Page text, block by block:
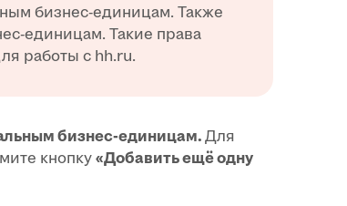
бизнес-единицам. Также
единицам. Такие права
работы с hh.ru.
бизнес-единицам. Для
кнопку «Добавить ещё одну